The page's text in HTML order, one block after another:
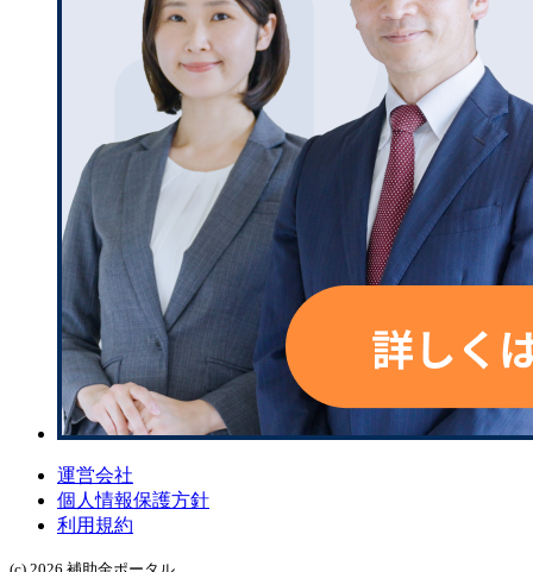
運営会社
個人情報保護方針
利用規約